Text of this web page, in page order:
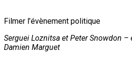
Filmer l’évènement politique
Serguei Loznitsa et Peter Snowdon –
Damien Marguet